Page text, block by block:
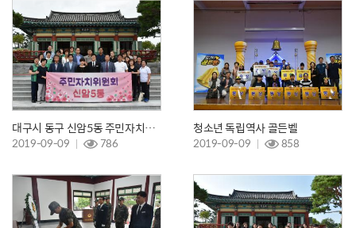
대구시 동구 신암5동 주민자치위원회 참배 및 봉사활동
2019-09-09 786
청소년 독립역사 골든벨
2019-09-09 858